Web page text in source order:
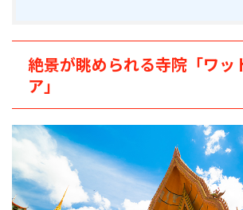
絶景が眺められる寺院「ワッ
ア」